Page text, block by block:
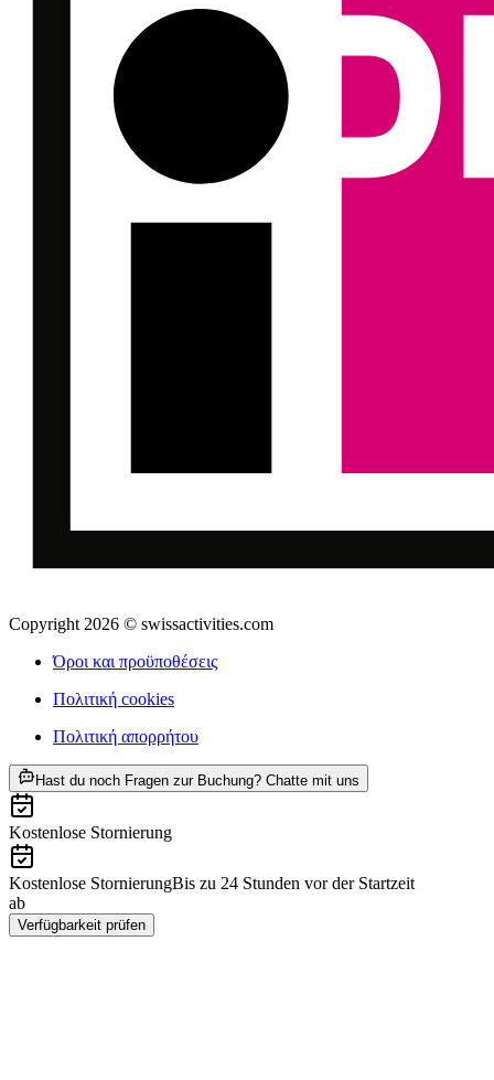
Copyright 2026 © swissactivities.com
Όροι και προϋποθέσεις
Πολιτική cookies
Πολιτική απορρήτου
Hast du noch Fragen zur Buchung? Chatte mit uns
Kostenlose Stornierung
Kostenlose StornierungBis zu 24 Stunden vor der Startzeit
ab
Verfügbarkeit prüfen